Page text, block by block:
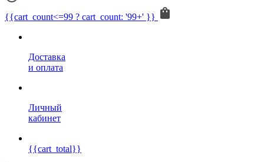
{{cart_count<=99 ? cart_count: '99+' }}
Доставка
и оплата
Личный
кабинет
{{cart_total}}